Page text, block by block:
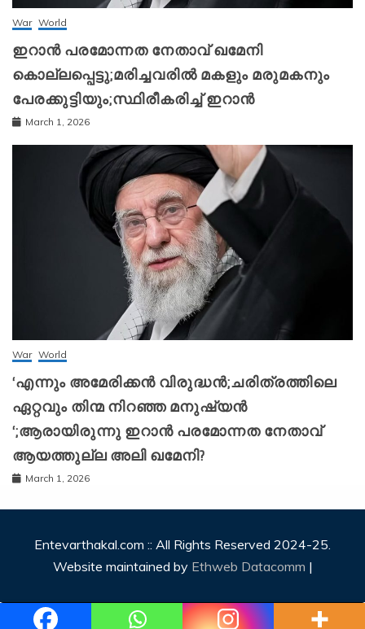
War World
ഇറാന്‍ പരമോന്നത നേതാവ് ഖമേനി
കൊല്ലപ്പെട്ടു;മരിച്ചവരിൽ മകളും മരുമകനും
പേരക്കുട്ടിയും;സ്ഥിരീകരിച്ച് ഇറാന്‍
March 1, 2026
War World
‘എന്നും അമേരിക്കന്‍ വിരുദ്ധന്‍;ചരിത്രത്തിലെ
ഏറ്റവും തിന്മ നിറഞ്ഞ മനുഷ്യന്‍
‘;ആരായിരുന്നു ഇറാന്‍ പരമോന്നത നേതാവ്
ആയത്തുല്ല അലി ഖമേനി?
March 1, 2026
Entevarthakal.com :: All Rights Reserved 2024-25.
Website maintained by Ethweb Datacomm |